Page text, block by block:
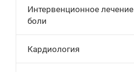
Интервенционное лечение
боли
Кардиология